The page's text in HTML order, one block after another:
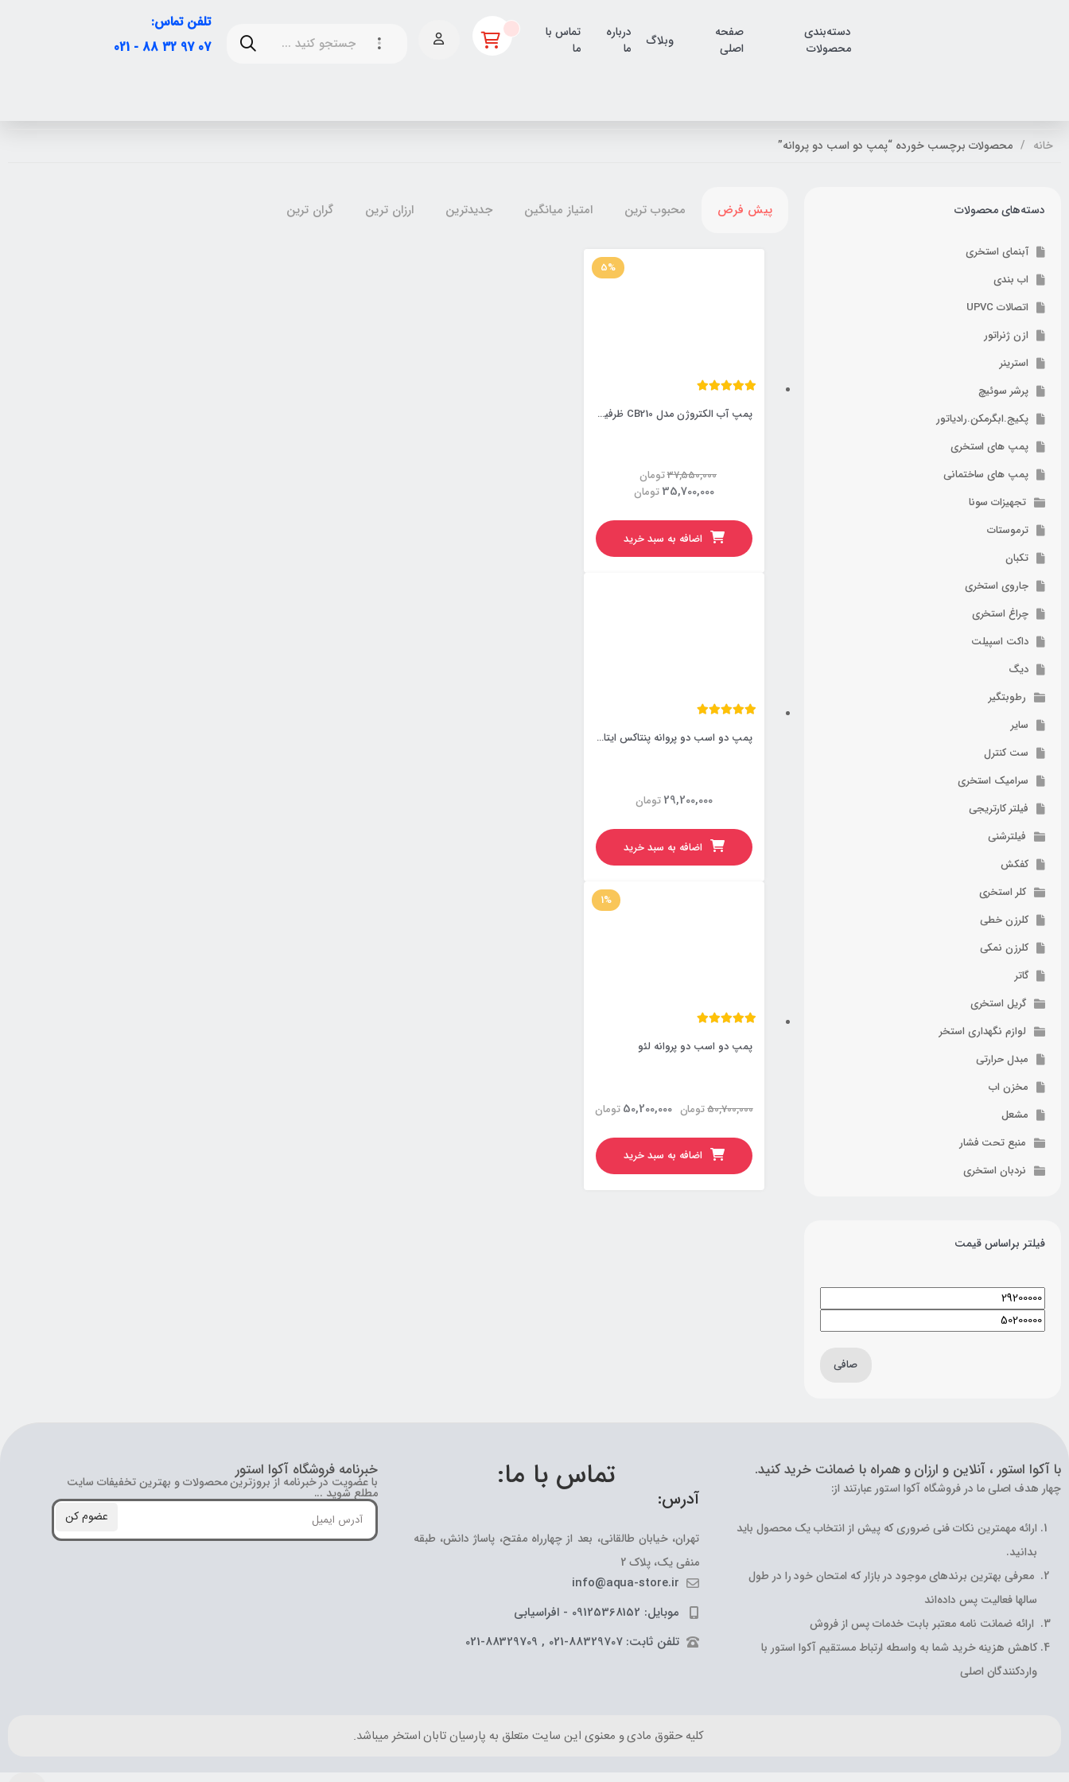
دسته‌بندی
محصولات
صفحه
اصلی
وبلاگ
درباره
ما
تماس با
ما
تلفن تماس:
07 97 32 88 - 021
خانه محصولات برچسب خورده “پمپ دو اسب دو پروانه”
دسته‌های محصولات
آبنمای استخری
اب بندی
اتصالات UPVC
ازن ژنراتور
استرینر
پرشر سوئیچ
پکیج.ابگرمکن.رادیاتور
پمپ های استخری
پمپ های ساختمانی
تجهیزات سونا
ترموستات
تکبان
جاروی استخری
چراغ استخری
داکت اسپیلت
دیگ
رطوبتگیر
سایر
ست کنترل
سرامیک استخری
فیلتر کارتریجی
فیلترشنی
کفکش
کلر استخری
کلرزن خطی
کلرزن نمکی
گاتر
گریل استخری
لوازم نگهداری استخر
مبدل حرارتی
مخزن اب
مشعل
منبع تحت فشار
نردبان استخری
فیلتر براساس قیمت
صافی
پیش فرض محبوب ترین امتیاز میانگین جدیدترین ارزان ترین گران ترین
5%
پمپ آب الکتروژن مدل CB210 ظرفیت ۲ اسب دو پروانه تک فاز
تومان 35,700,000
اضافه به سبد خرید
با آکوا استور ، آنلاین و ارزان و همراه با ضمانت خرید کنید.
چهار هدف اصلی ما در فروشگاه آکوا استور عبارتند از:
ارائه مهمترین نکات فنی ضروری که پیش از انتخاب یک محصول باید
بدانید.
معرفی بهترین برندهای موجود در بازار که امتحان خود را در طول
سالها فعالیت پس داده‌اند
ارائه ضمانت نامه معتبر بابت خدمات پس از فروش
کاهش هزینه خرید شما به واسطه ارتباط مستقیم آکوا استور با
واردکنندگان اصلی
تماس با ما:
آدرس:
تهران، خیابان طالقانی، بعد از چهارراه مفتح، پاساژ دانش، طبقه
منفی یک، پلاک 2
info@aqua-store.ir
موبایل: 09125368152 - افراسیابی
تلفن ثابت: 88329707-021 , 88329709-021
خبرنامه فروشگاه آکوا استور
با عضویت در خبرنامه از بروز‌ترین محصولات و بهترین تخفیفات سایت
مطلع شوید ...
عضوم کن
کلیه حقوق مادی و معنوی این سایت متعلق به پارسیان تابان استخر میباشد.